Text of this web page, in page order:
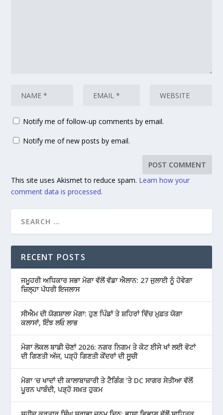
Notify me of follow-up comments by email.
Notify me of new posts by email.
This site uses Akismet to reduce spam. Learn how your
comment data is processed.
RECENT POSTS
ਜਮੂਹਰੀ ਅਧਿਕਾਰ ਸਭਾ ਮੋਗਾ ਵੱਲੋਂ ਵੱਡਾ ਐਲਾਨ: 27 ਜੁਲਾਈ ਨੂੰ ਹੋਵੇਗਾ
ਜ਼ਿਲ੍ਹਾ ਪੱਧਰੀ ਇਜਲਾਸ
ਸੀਐਮ ਦੀ ਯੋਗਸ਼ਾਲਾ ਮੋਗਾ: ਹੁਣ ਪਿੰਡਾਂ ਤੇ ਸ਼ਹਿਰਾਂ ਵਿੱਚ ਮੁਫ਼ਤ ਯੋਗਾ
ਕਲਾਸਾਂ, ਇੰਝ ਲਓ ਲਾਭ
ਮੋਗਾ ਲੋਕਲ ਬਾਡੀ ਚੋਣਾਂ 2026: ਨਗਰ ਨਿਗਮ ਤੇ ਕੋਟ ਈਸੇ ਖਾਂ ਲਈ ਵੋਟਾਂ
ਦੀ ਗਿਣਤੀ ਅੱਜ, ਪੜ੍ਹੋ ਗਿਣਤੀ ਕੇਂਦਰਾਂ ਦੀ ਸੂਚੀ
ਮੋਗਾ ‘ਚ ਖਾਦਾਂ ਦੀ ਕਾਲਾਬਾਜ਼ਾਰੀ ਤੇ ਟੈਗਿੰਗ ‘ਤੇ DC ਸਾਗਰ ਸੇਤੀਆ ਵੱਲੋਂ
ਪੂਰਨ ਪਾਬੰਦੀ, ਪੜ੍ਹੋ ਸਖ਼ਤ ਹੁਕਮ